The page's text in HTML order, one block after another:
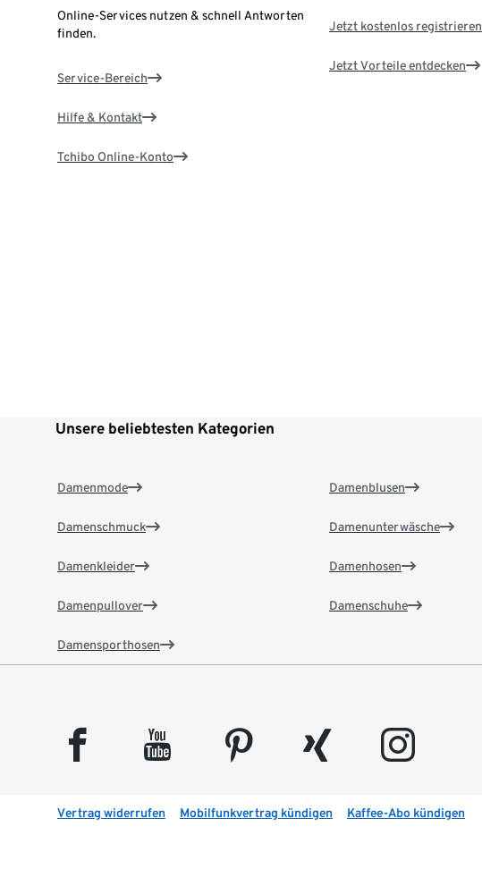
Online-Services nutzen & schnell Antworten
finden.
Service-Bereich
Hilfe & Kontakt
Tchibo Online-Konto
Jetzt kostenlos registrieren
Jetzt Vorteile entdecken
Unsere beliebtesten Kategorien
Damenmode
Damenschmuck
Damenkleider
Damenpullover
Damensporthosen
Damenblusen
Damenunterwäsche
Damenhosen
Damenschuhe
facebook youtube pinterest xing instagram
Vertrag widerrufen Mobilfunkvertrag kündigen Kaffee-Abo kündigen